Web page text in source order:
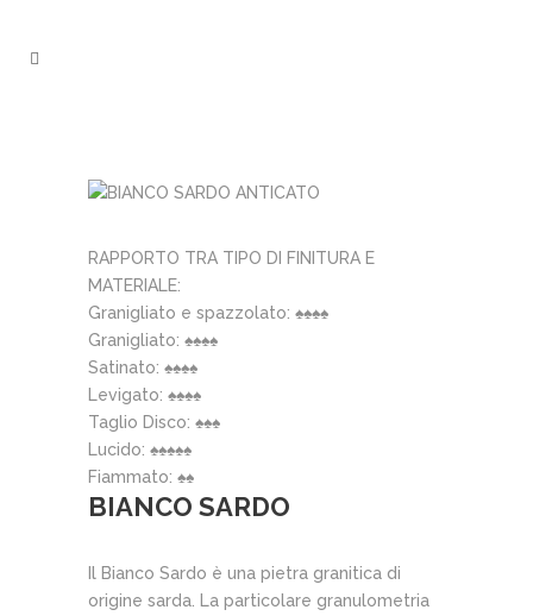
RAPPORTO TRA TIPO DI FINITURA E
MATERIALE:
Granigliato e spazzolato: ♠♠♠♠
Granigliato: ♠♠♠♠
Satinato: ♠♠♠♠
Levigato: ♠♠♠♠
Taglio Disco: ♠♠♠
Lucido: ♠♠♠♠♠
Fiammato: ♠♠
BIANCO SARDO
Il Bianco Sardo è una pietra granitica di
origine sarda. La particolare granulometria